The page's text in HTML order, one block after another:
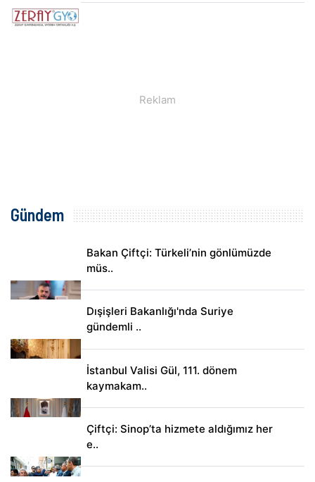
Gündem
Bakan Çiftçi: Türkeli’nin gönlümüzde
müs..
Dışişleri Bakanlığı'nda Suriye
gündemli ..
İstanbul Valisi Gül, 111. dönem
kaymakam..
Çiftçi: Sinop’ta hizmete aldığımız her
e..